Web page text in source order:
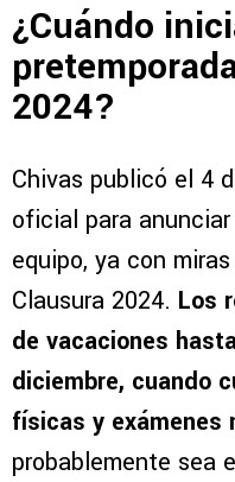
¿Cuándo
2024?
Chivas publicó el 4
oficial para
equipo, ya con
Clausura 2024. Los
de vacaciones
diciembre, cuando
físicas y exámenes
probablemente sea